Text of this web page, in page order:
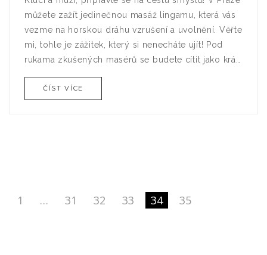
můžete zažít jedinečnou masáž lingamu, která vás
vezme na horskou dráhu vzrušení a uvolnění. Věřte
mi, tohle je zážitek, který si nenecháte ujít! Pod
rukama zkušených masérů se budete cítit jako král.
Pánové, je čas se rozmazlovat a prozkoumat nové
úrovně potěšení.
ČÍST VÍCE
1 … 31 32 33 34 35